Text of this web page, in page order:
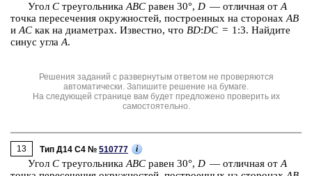
Угол C тре­уголь­ни­каABC равен 30°, D — от­лич­ная отA
точка пе­ре­се­че­ния окруж­но­стей, по­стро­ен­ных на сто­ро­нахAB
иAC как на диа­мет­рах. Из­вест­но, что BD:DC = 1:3. Най­ди­те
синус углаA.
Решения заданий с развернутым ответом не проверяются
автоматически. Запишите решение на бумаге.
На следующей странице вам будет предложено проверить их
самостоятельно.
13 Тип Д14 C4 № 510777 i
Угол C тре­уголь­ни­каABC равен 30°, D — от­лич­ная отA